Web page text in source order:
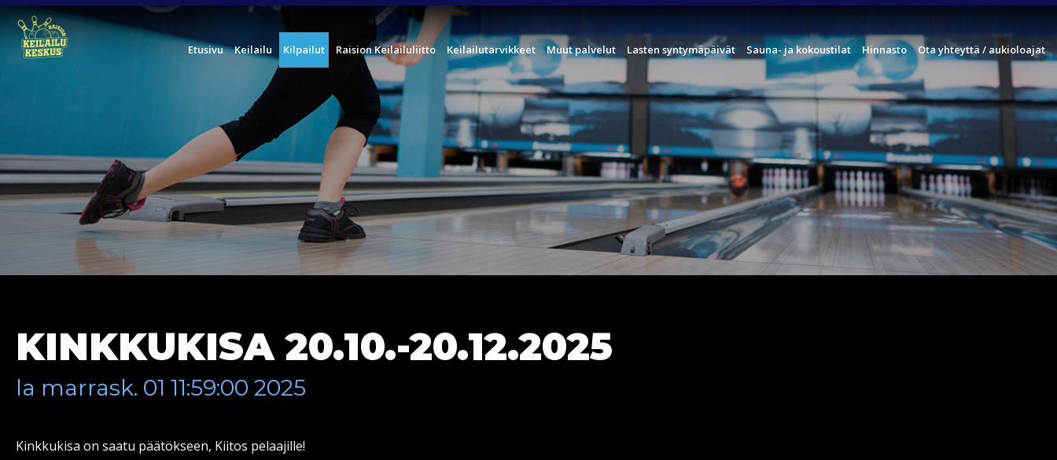
Etusivu Keilailu Kilpailut Raision Keilailuliitto Keilailutarvikkeet Muut palvelut Lasten syntymäpäivät Sauna- ja kokoustilat Hinnasto Ota yhteyttä / aukioloajat
KINKKUKISA 20.10.-20.12.2025
la marrask. 01 11:59:00 2025
Kinkkukisa on saatu päätökseen, Kiitos pelaajille!